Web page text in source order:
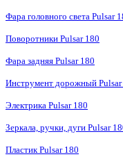
Фара головного света Pulsar
Поворотники Pulsar 180
Фара задняя Pulsar 180
Инструмент дорожный Pulsar
Электрика Pulsar 180
Зеркала, ручки, дуги Pulsar
Пластик Pulsar 180